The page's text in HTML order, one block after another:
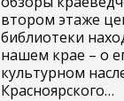
втором этаже
библиотеки
нашем крае – о
культурном
Красноярского…